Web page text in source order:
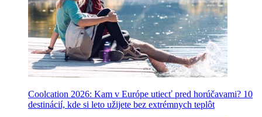
Coolcation 2026: Kam v Európe utiecť pred horúčavami? 10
destinácií, kde si leto užijete bez extrémnych teplôt